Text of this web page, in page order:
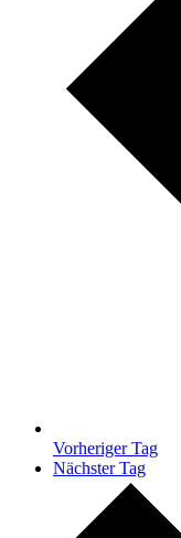
Vorheriger Tag
Nächster Tag